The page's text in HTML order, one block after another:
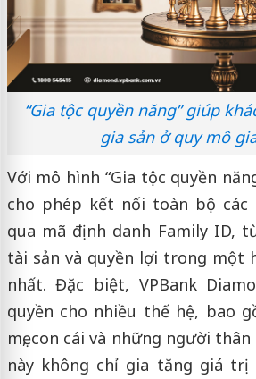
“Gia tộc quyền năng” giúp
gia sản ở quy mô
Với mô hình “Gia tộc quyền
cho phép kết nối toàn bộ các
qua mã định danh Family ID,
tài sản và quyền lợi trong một
nhất. Đặc biệt, VPBank
quyền cho nhiều thế hệ, bao
mẹ, con cái và những người
này không chỉ gia tăng giá